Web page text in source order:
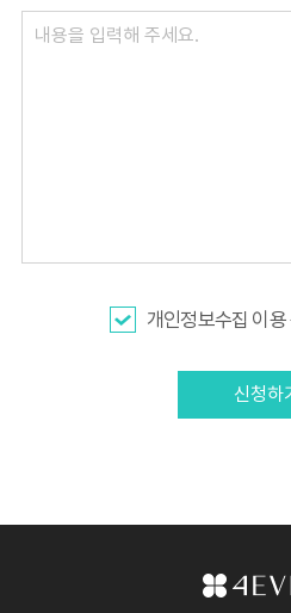
개인정보수집 이용
신청하